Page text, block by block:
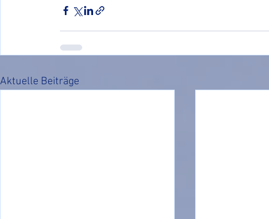
Aktuelle Beiträge